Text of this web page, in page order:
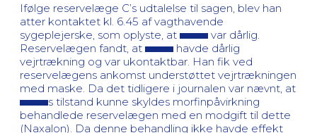
Ifølge reservelæge C’s udtalelse til sagen, blev han
atter kontaktet kl. 6.45 af vagthavende
sygeplejerske, som oplyste, at
var dårlig.
Reservelægen fandt, at
havde dårlig
vejrtrækning og var ukontaktbar. Han fik ved
reservelægens ankomst understøttet vejrtrækningen
med maske. Da det tidligere i journalen var nævnt, at
s tilstand kunne skyldes morfinpåvirkning
behandlede reservelægen med en modgift til dette
(Naxalon). Da denne behandling ikke havde effekt